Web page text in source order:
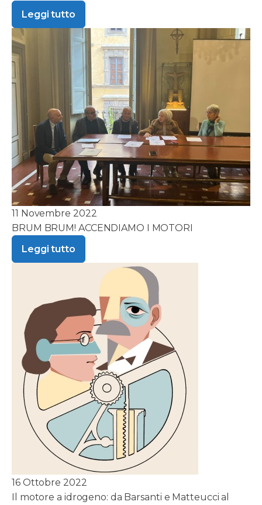
Leggi tutto
11 Novembre 2022
BRUM BRUM! ACCENDIAMO I MOTORI
Leggi tutto
16 Ottobre 2022
Il motore a idrogeno: da Barsanti e Matteucci al